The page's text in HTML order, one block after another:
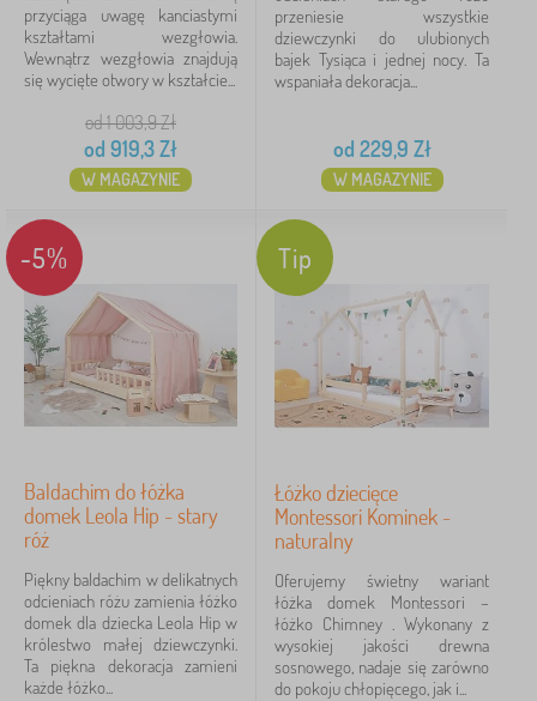
naturalne
9
różowe
3
niebieskie
2
zielone
2
więcej
Dekor łóżko
Maksymalne obciążenie
80 kg
5
90 kg
2
przyciąga uwagę kanciastymi
kształtami wezgłowia.
Wewnątrz wezgłowia znajdują
się wycięte otwory w kształcie...
od 1 003,9Zł
od 919,3Zł
W MAGAZYNIE
przeniesie wszystkie
dziewczynki do ulubionych
bajek Tysiąca i jednej nocy. Ta
wspaniała dekoracja...
od 229,9 Zł
W MAGAZYNIE
-5%
Baldachim do łóżka
domek Leola Hip - stary
róż
Piękny baldachim w delikatnych
odcieniach różu zamienia łóżko
domek dla dziecka Leola Hip w
królestwo małej dziewczynki.
Ta piękna dekoracja zamieni
każde łóżko...
Tip
Łóżko dziecięce
Montessori Kominek -
naturalny
Oferujemy świetny wariant
łóżka domek Montessori –
łóżko Chimney . Wykonany z
wysokiej jakości drewna
sosnowego, nadaje się zarówno
do pokoju chłopięcego, jak i...